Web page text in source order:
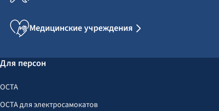
Медицинские учреждения
Для персон
OCTA
OCTA для электросамокатов